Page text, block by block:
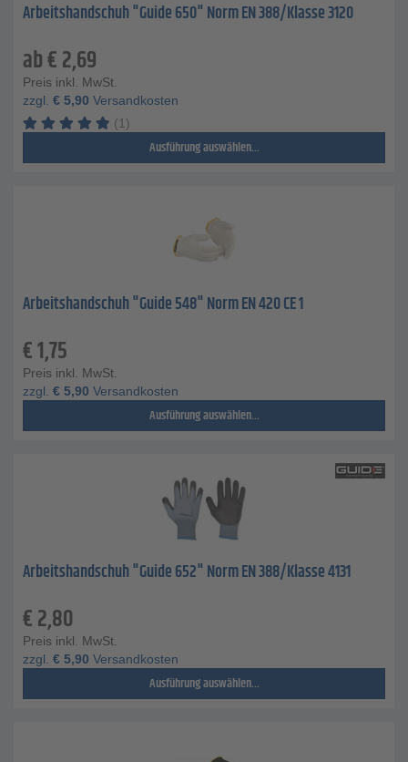
Arbeitshandschuh "Guide 650" Norm EN 388/Klasse 3120
ab€2,69
Preis inkl. MwSt.
zzgl. € 5,90 Versandkosten
(1)
Ausführung auswählen...
Arbeitshandschuh "Guide 548" Norm EN 420 CE 1
€1,75
Preis inkl. MwSt.
zzgl. € 5,90 Versandkosten
Ausführung auswählen...
Arbeitshandschuh "Guide 652" Norm EN 388/Klasse 4131
€2,80
Preis inkl. MwSt.
zzgl. € 5,90 Versandkosten
Ausführung auswählen...